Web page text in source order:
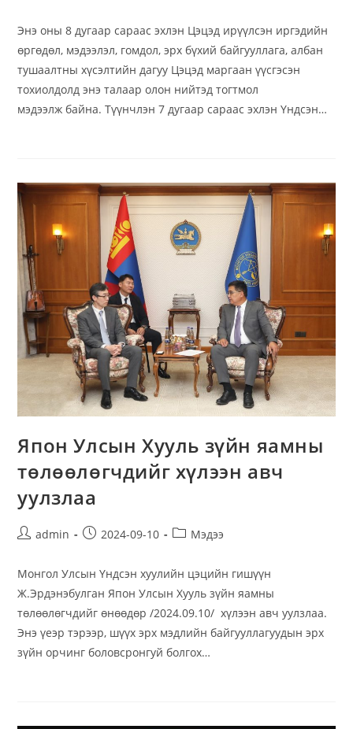
Энэ оны 8 дугаар сараас эхлэн Цэцэд ирүүлсэн иргэдийн
өргөдөл, мэдээлэл, гомдол, эрх бүхий байгууллага, албан
тушаалтны хүсэлтийн дагуу Цэцэд маргаан үүсгэсэн
тохиолдолд энэ талаар олон нийтэд тогтмол
мэдээлж байна. Түүнчлэн 7 дугаар сараас эхлэн Үндсэн…
Япон Улсын Хууль зүйн яамны
төлөөлөгчдийг хүлээн авч
уулзлаа
admin 2024-09-10 Мэдээ
Монгол Улсын Үндсэн хуулийн цэцийн гишүүн
Ж.Эрдэнэбулган Япон Улсын Хууль зүйн яамны
төлөөлөгчдийг өнөөдөр /2024.09.10/ хүлээн авч уулзлаа.
Энэ үеэр тэрээр, шүүх эрх мэдлийн байгууллагуудын эрх
зүйн орчинг боловсронгуй болгох…